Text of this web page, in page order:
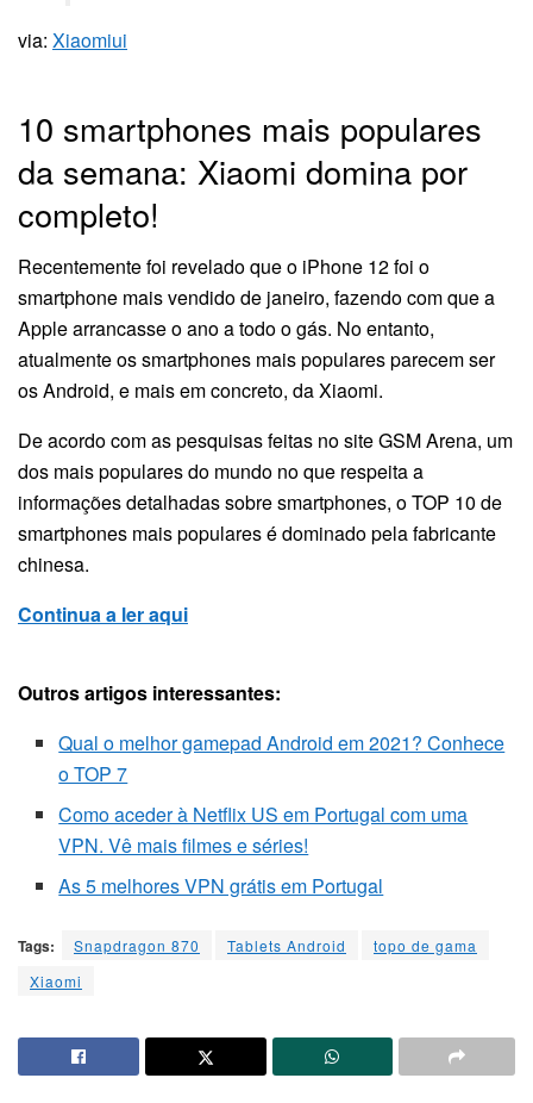
via: Xiaomiui
10 smartphones mais populares
da semana: Xiaomi domina por
completo!
Recentemente foi revelado que o iPhone 12 foi o
smartphone mais vendido de janeiro, fazendo com que a
Apple arrancasse o ano a todo o gás. No entanto,
atualmente os smartphones mais populares parecem ser
os Android, e mais em concreto, da Xiaomi.
De acordo com as pesquisas feitas no site GSM Arena, um
dos mais populares do mundo no que respeita a
informações detalhadas sobre smartphones, o TOP 10 de
smartphones mais populares é dominado pela fabricante
chinesa.
Continua a ler aqui
Outros artigos interessantes:
Qual o melhor gamepad Android em 2021? Conhece
o TOP 7
Como aceder à Netflix US em Portugal com uma
VPN. Vê mais filmes e séries!
As 5 melhores VPN grátis em Portugal
Tags: Snapdragon 870 Tablets Android
topo de gama
Xiaomi